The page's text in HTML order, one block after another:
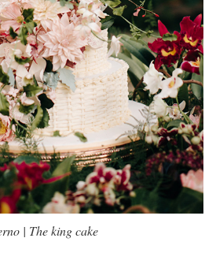
| The king cake